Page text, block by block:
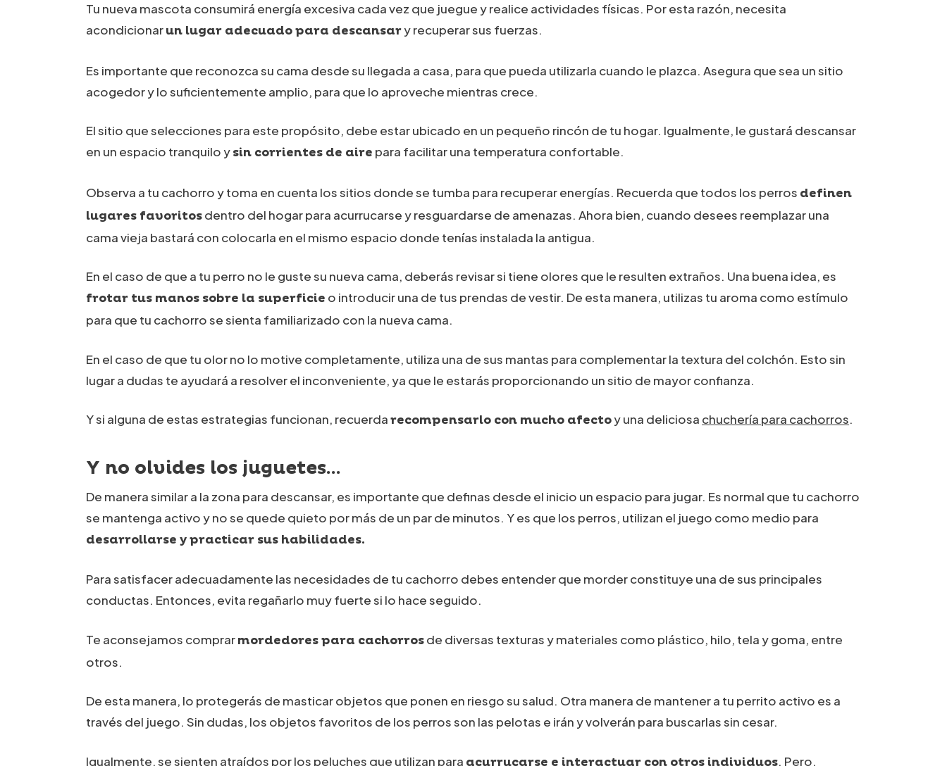
Tu nueva mascota consumirá energía excesiva cada vez que juegue y realice actividades físicas. Por esta razón, necesita
acondicionarun lugar adecuado para descansary recuperar sus fuerzas.
Es importante que reconozca su cama desde su llegada a casa, para que pueda utilizarla cuando le plazca. Asegura que sea un sitio
acogedor y lo suficientemente amplio, para que lo aproveche mientras crece.
El sitio que selecciones para este propósito, debe estar ubicado en un pequeño rincón de tu hogar. Igualmente, le gustará descansar
en un espacio tranquilo ysin corrientes de aire para facilitar una temperatura confortable.
Observa a tu cachorro y toma en cuenta los sitios donde se tumba para recuperar energías. Recuerda que todos los perros definen
lugares favoritosdentro del hogar para acurrucarse y resguardarse de amenazas. Ahora bien, cuando desees reemplazar una
cama vieja bastará con colocarla en el mismo espacio donde tenías instalada la antigua.
En el caso de que a tu perro no le guste su nueva cama, deberás revisar si tiene olores que le resulten extraños. Una buena idea, es
frotar tus manos sobre la superficie o introducir una de tus prendas de vestir. De esta manera, utilizas tu aroma como estímulo
para que tu cachorro se sienta familiarizado con la nueva cama.
En el caso de que tu olor no lo motive completamente, utiliza una de sus mantas para complementar la textura del colchón. Esto sin
lugar a dudas te ayudará a resolver el inconveniente, ya que le estarás proporcionando un sitio de mayor confianza.
Y si alguna de estas estrategias funcionan, recuerdarecompensarlo con mucho afectoy una deliciosa chuchería para cachorros.
Y no olvides los juguetes…
De manera similar a la zona para descansar, es importante que definas desde el inicio un espacio para jugar. Es normal que tu cachorro
se mantenga activo y no se quede quieto por más de un par de minutos. Y es que los perros, utilizan el juego como medio para
desarrollarse y practicar sus habilidades.
Para satisfacer adecuadamente las necesidades de tu cachorro debes entender que morder constituye una de sus principales
conductas. Entonces, evita regañarlo muy fuerte si lo hace seguido.
Te aconsejamos comprarmordedores para cachorrosde diversas texturas y materiales como plástico, hilo, tela y goma, entre
otros.
De esta manera, lo protegerás de masticar objetos que ponen en riesgo su salud. Otra manera de mantener a tu perrito activo es a
través del juego. Sin dudas, los objetos favoritos de los perros son las pelotas e irán y volverán para buscarlas sin cesar.
Igualmente, se sienten atraídos por los peluches que utilizan para acurrucarse e interactuar con otros individuos. Pero,